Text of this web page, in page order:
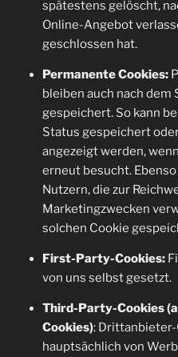
spätestens gelöscht,
Online-Angebot
geschlossen hat.
Permanente Cookies:
bleiben auch nach dem
gespeichert. So kann
Status gespeichert
angezeigt werden,
erneut besucht.
Nutzern, die zur
Marketingzwecken
solchen Cookie
First-Party-Cookies:
von uns selbst gesetzt.
Third-Party-Cookies
Cookies):
hauptsächlich von